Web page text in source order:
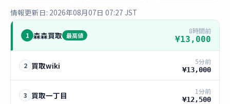
情報更新日: 2026年08月07日 07:27 JST
1 森森買取 最高値
8時間前
¥13,000
2 買取wiki 5分前
¥13,000
3 買取一丁目 1分前
¥12,500